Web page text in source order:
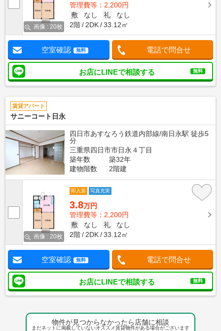
画像 : 20枚
管理費等：2,200円
敷
なし 礼
なし
2階
2DK 33.12㎡
空室確認 無料 電話で問合せ
お店にLINEで相談する 無料
賃貸アパート
サニーコート日永
四日市あすなろう鉄道内部線/南日永駅 徒歩5
分
三重県四日市市日永４丁目
築年数
築32年
建物階数
2階建
画像 : 20枚
即入居 写真充実
3.8万円
管理費等：2,200円
敷
なし 礼
なし
2階
2DK 33.12㎡
空室確認 無料 電話で問合せ
お店にLINEで相談する 無料
物件が見つからなかったら店舗に相談
まだネットに掲載していないオススメ賃貸物件がある場合がございます